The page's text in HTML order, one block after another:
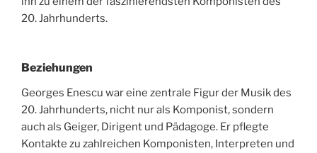
20. Jahrhunderts.
Beziehungen
Georges Enescu war eine zentrale Figur der Musik des
20. Jahrhunderts, nicht nur als Komponist, sondern
auch als Geiger, Dirigent und Pädagoge. Er pflegte
Kontakte zu zahlreichen Komponisten, Interpreten und